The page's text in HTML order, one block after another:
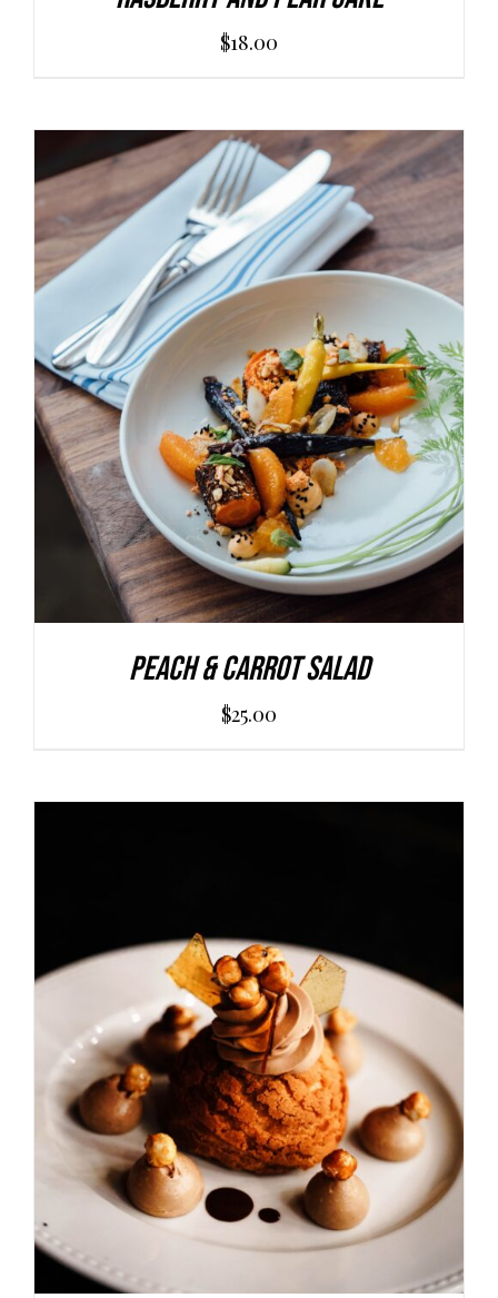
$18.00
AGGIUNGI AL CARRELLO / DETAILS
Peach & Carrot Salad
$25.00
AGGIUNGI AL CARRELLO / DETAILS